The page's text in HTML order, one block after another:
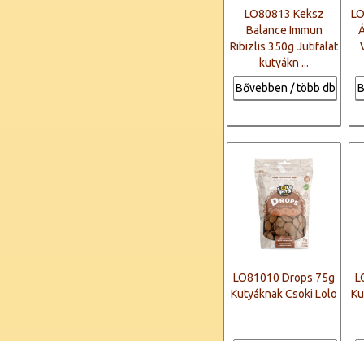
LO80813 Keksz
Balance Immun
Ribizlis 350g Jutifalat
kutyákn ...
Bővebben / több db
LO81010 Drops 75g
Kutyáknak Csoki Lolo